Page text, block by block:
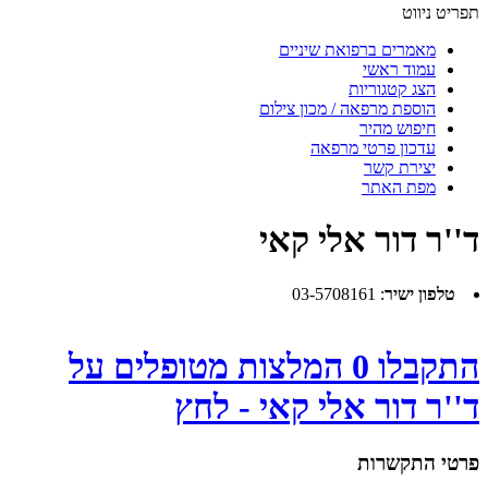
תפריט ניווט
מאמרים ברפואת שיניים
עמוד ראשי
הצג קטגוריות
הוספת מרפאה / מכון צילום
חיפוש מהיר
עדכון פרטי מרפאה
יצירת קשר
מפת האתר
ד''ר דור אלי קאי
טלפון ישיר:
03-5708161
התקבלו 0 המלצות מטופלים על
ד''ר דור אלי קאי - לחץ
פרטי התקשרות